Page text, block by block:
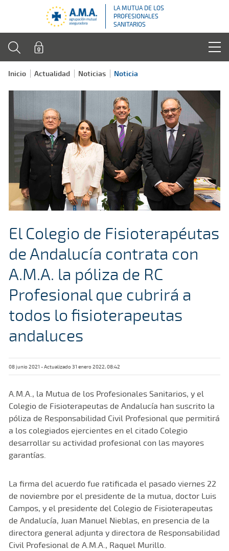
LA MUTUA DE LOS
PROFESIONALES
SANITARIOS
Inicio Actualidad Noticias Noticia
El Colegio de Fisioterapéutas
de Andalucía contrata con
A.M.A. la póliza de RC
Profesional que cubrirá a
todos lo fisioterapeutas
andaluces
08 junio 2021 - Actualizado 31 enero 2022, 08:42
A.M.A., la Mutua de los Profesionales Sanitarios, y el
Colegio de Fisioterapeutas de Andalucía han suscrito la
póliza de Responsabilidad Civil Profesional que permitirá
a los colegiados ejercientes en el citado Colegio
desarrollar su actividad profesional con las mayores
garantías.
La firma del acuerdo fue ratificada el pasado viernes 22
de noviembre por el presidente de la mutua, doctor Luis
Campos, y el presidente del Colegio de Fisioterapeutas
de Andalucía, Juan Manuel Nieblas, en presencia de la
directora general adjunta y directora de Responsabilidad
Civil Profesional de A.M.A., Raquel Murillo.